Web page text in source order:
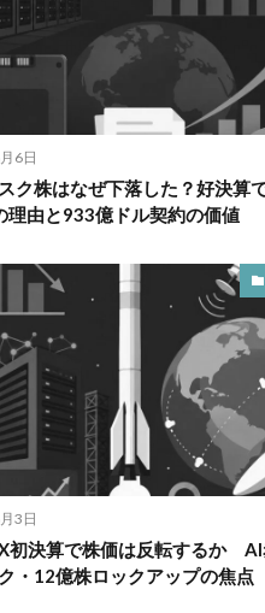
6日
ク株はなぜ下落した？好決算
理由と933億ドル契約の価値
3日
初決算で株価は反転するか AI
・12億株ロックアップの焦点